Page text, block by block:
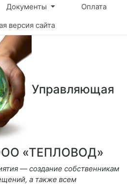
Документы
Оплата
версия сайта
Управляющая
«ТЕПЛОВОД»
— создание собственникам
а также всем